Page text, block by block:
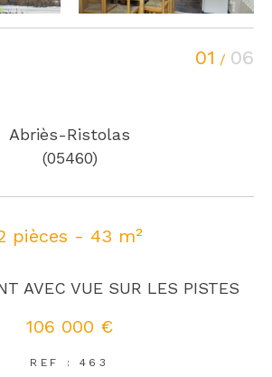
01 / 06
Abriès-Ristolas
(05460)
pièces - 43 m²
AVEC VUE SUR LES PISTES
106 000 €
REF : 463